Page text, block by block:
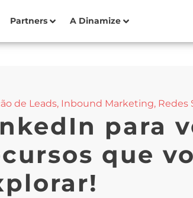
Partners A Dinamize
de Leads, Inbound Marketing, Redes
para
que